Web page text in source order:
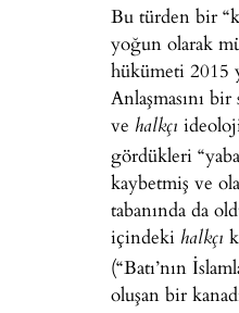
Bu türden bir
yoğun olarak
hükümeti 2015
Anlaşmasını
ve halkçı
gördükleri
kaybetmiş ve
tabanında da
içindeki halkçı
(“Batı’nın
oluşan bir